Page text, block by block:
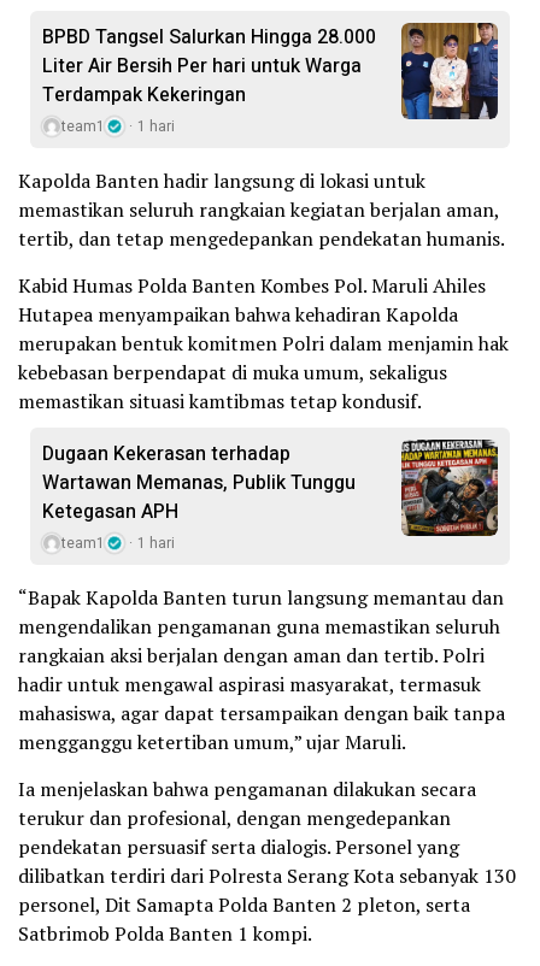
BPBD Tangsel Salurkan Hingga 28.000
Liter Air Bersih Per hari untuk Warga
Terdampak Kekeringan
team1 1 hari
Kapolda Banten hadir langsung di lokasi untuk
memastikan seluruh rangkaian kegiatan berjalan aman,
tertib, dan tetap mengedepankan pendekatan humanis.
Kabid Humas Polda Banten Kombes Pol. Maruli Ahiles
Hutapea menyampaikan bahwa kehadiran Kapolda
merupakan bentuk komitmen Polri dalam menjamin hak
kebebasan berpendapat di muka umum, sekaligus
memastikan situasi kamtibmas tetap kondusif.
Dugaan Kekerasan terhadap
Wartawan Memanas, Publik Tunggu
Ketegasan APH
team1 1 hari
“Bapak Kapolda Banten turun langsung memantau dan
mengendalikan pengamanan guna memastikan seluruh
rangkaian aksi berjalan dengan aman dan tertib. Polri
hadir untuk mengawal aspirasi masyarakat, termasuk
mahasiswa, agar dapat tersampaikan dengan baik tanpa
mengganggu ketertiban umum,” ujar Maruli.
Ia menjelaskan bahwa pengamanan dilakukan secara
terukur dan profesional, dengan mengedepankan
pendekatan persuasif serta dialogis. Personel yang
dilibatkan terdiri dari Polresta Serang Kota sebanyak 130
personel, Dit Samapta Polda Banten 2 pleton, serta
Satbrimob Polda Banten 1 kompi.